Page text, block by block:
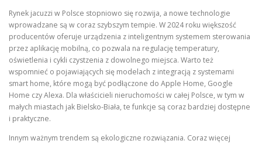
Rynek jacuzzi w Polsce stopniowo się rozwija, a nowe technologie
wprowadzane są w coraz szybszym tempie. W 2024 roku większość
producentów oferuje urządzenia z inteligentnym systemem sterowania
przez aplikację mobilną, co pozwala na regulację temperatury,
oświetlenia i cykli czystzenia z dowolnego miejsca. Warto też
wspomnieć o pojawiających się modelach z integracją z systemami
smart home, które mogą być podłączone do Apple Home, Google
Home czy Alexa. Dla właścicieli nieruchomości w całej Polsce, w tym w
małych miastach jak Bielsko-Biała, te funkcje są coraz bardziej dostępne
i praktyczne.
Innym ważnym trendem są ekologiczne rozwiązania. Coraz więcej